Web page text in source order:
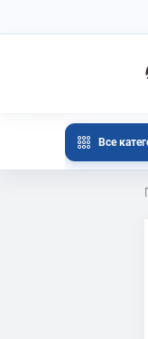
Все